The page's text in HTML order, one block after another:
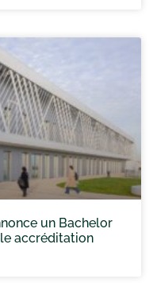
un Bachelor
accréditation